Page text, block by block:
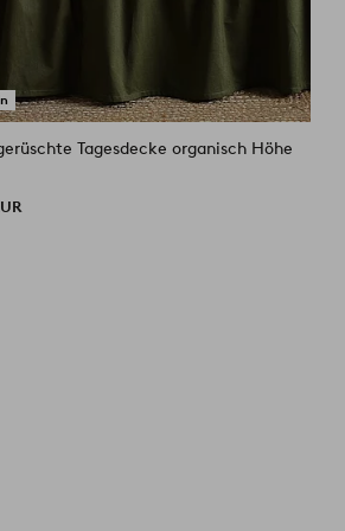
Tagesdecke organisch Höhe